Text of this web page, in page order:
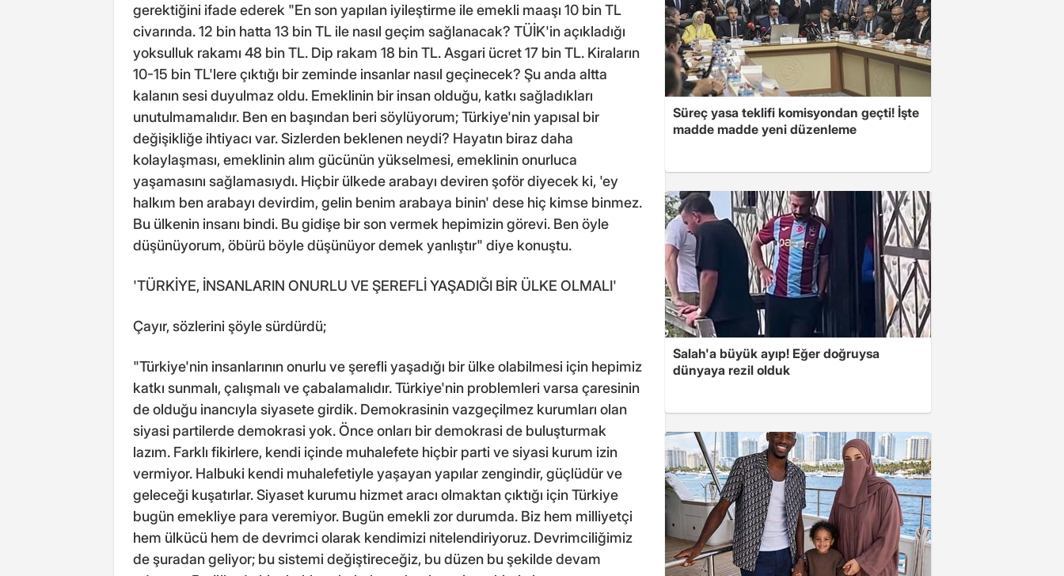
gerektiğini ifade ederek "En son yapılan iyileştirme ile emekli maaşı 10 bin TL
civarında. 12 bin hatta 13 bin TL ile nasıl geçim sağlanacak? TÜİK'in açıkladığı
yoksulluk rakamı 48 bin TL. Dip rakam 18 bin TL. Asgari ücret 17 bin TL. Kiraların
10-15 bin TL'lere çıktığı bir zeminde insanlar nasıl geçinecek? Şu anda altta
kalanın sesi duyulmaz oldu. Emeklinin bir insan olduğu, katkı sağladıkları
unutulmamalıdır. Ben en başından beri söylüyorum; Türkiye'nin yapısal bir
değişikliğe ihtiyacı var. Sizlerden beklenen neydi? Hayatın biraz daha
kolaylaşması, emeklinin alım gücünün yükselmesi, emeklinin onurluca
yaşamasını sağlamasıydı. Hiçbir ülkede arabayı deviren şoför diyecek ki, 'ey
halkım ben arabayı devirdim, gelin benim arabaya binin' dese hiç kimse binmez.
Bu ülkenin insanı bindi. Bu gidişe bir son vermek hepimizin görevi. Ben öyle
düşünüyorum, öbürü böyle düşünüyor demek yanlıştır" diye konuştu.
'TÜRKİYE, İNSANLARIN ONURLU VE ŞEREFLİ YAŞADIĞI BİR ÜLKE OLMALI'
Çayır, sözlerini şöyle sürdürdü;
"Türkiye'nin insanlarının onurlu ve şerefli yaşadığı bir ülke olabilmesi için hepimiz
katkı sunmalı, çalışmalı ve çabalamalıdır. Türkiye'nin problemleri varsa çaresinin
de olduğu inancıyla siyasete girdik. Demokrasinin vazgeçilmez kurumları olan
siyasi partilerde demokrasi yok. Önce onları bir demokrasi de buluşturmak
lazım. Farklı fikirlere, kendi içinde muhalefete hiçbir parti ve siyasi kurum izin
vermiyor. Halbuki kendi muhalefetiyle yaşayan yapılar zengindir, güçlüdür ve
geleceği kuşatırlar. Siyaset kurumu hizmet aracı olmaktan çıktığı için Türkiye
bugün emekliye para veremiyor. Bugün emekli zor durumda. Biz hem milliyetçi
hem ülkücü hem de devrimci olarak kendimizi nitelendiriyoruz. Devrimciliğimiz
de şuradan geliyor; bu sistemi değiştireceğiz, bu düzen bu şekilde devam
Süreç yasa teklifi komisyondan geçti! İşte
madde madde yeni düzenleme
Salah'a büyük ayıp! Eğer doğruysa
dünyaya rezil olduk